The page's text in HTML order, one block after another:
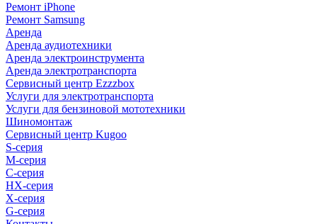
Ремонт iPhone
Ремонт Samsung
Аренда
Аренда аудиотехники
Аренда электроинструмента
Аренда электротранспорта
Сервисный центр Ezzzbox
Услуги для электротранспорта
Услуги для бензиновой мототехники
Шиномонтаж
Сервисный центр Kugoo
S-cерия
M-серия
С-серия
HX-серия
X-серия
G-серия